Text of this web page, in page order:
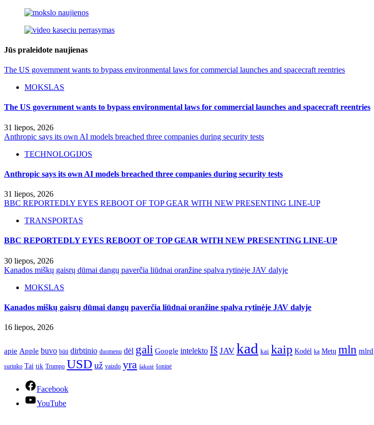
Jūs praleidote naujienas
The US government wants to bypass environmental laws for commercial launches and spacecraft reentries
MOKSLAS
The US government wants to bypass environmental laws for commercial launches and spacecraft reentries
31 liepos, 2026
Anthropic says its own AI models breached three companies during security tests
TECHNOLOGIJOS
Anthropic says its own AI models breached three companies during security tests
31 liepos, 2026
BBC REPORTEDLY EYES REBOOT OF TOP GEAR WITH NEW PRESENTING LINE-UP
TRANSPORTAS
BBC REPORTEDLY EYES REBOOT OF TOP GEAR WITH NEW PRESENTING LINE-UP
30 liepos, 2026
Kanados miškų gaisrų dūmai dangų paverčia liūdnai oranžine spalva rytinėje JAV dalyje
MOKSLAS
Kanados miškų gaisrų dūmai dangų paverčia liūdnai oranžine spalva rytinėje JAV dalyje
16 liepos, 2026
apie Apple buvo būti dirbtinio duomenų dėl gali Google intelekto Iš JAV kad kai kaip Kodėl ką Metų mln mlrd
surinko Tai tik Trumpo USD už vaizdo yra šakutė šoninė
Facebook
YouTube